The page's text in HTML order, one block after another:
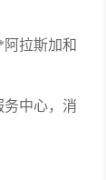
拉斯加和
务中心，消